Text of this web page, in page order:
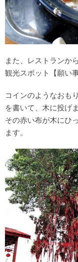
また、レストランか
観光スポット【願い
コインのようなおも
を書いて、木に投げま
その赤い布が木にひ
ます。